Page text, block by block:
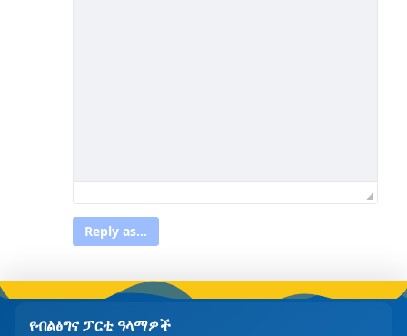
Reply as...
የብልፅግና ፓርቲ ዓላማዎች